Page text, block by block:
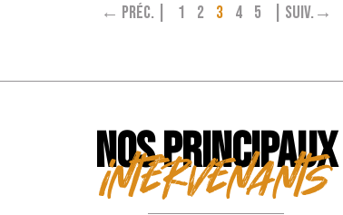
← Préc. | 1 2 3 4 5 | Suiv.→
NOS PRINCIPAUX
intervenants